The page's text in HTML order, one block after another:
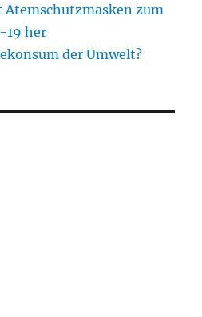
zum
19 her
der Umwelt?